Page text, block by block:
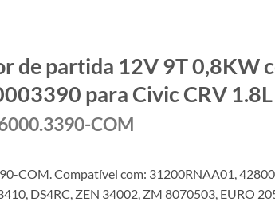
de partida 12V 9T 0,8KW
para Civic CRV
COM
COM. Compatível com: 31200RNAA01,
DS4RC, ZEN 34002, ZM 8070503, EURO